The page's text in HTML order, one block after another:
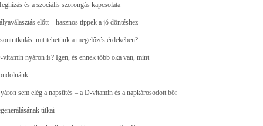
és a szociális szorongás kapcsolata
előtt – hasznos tippek a jó döntéshez
mit tehetünk a megelőzés érdekében?
vitamin nyáron is? Igen, és ennek több oka van, mint
sem elég a napsütés – a D-vitamin és a napkárosodott bőr
titkai